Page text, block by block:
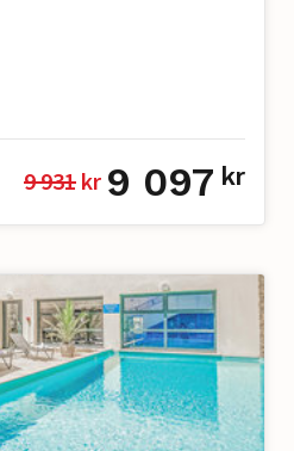
9 931 kr 9 097 kr